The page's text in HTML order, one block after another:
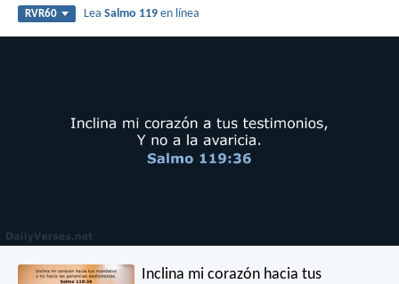
RVR60 LeaSalmo 119 en línea
Inclina mi corazón hacia tus